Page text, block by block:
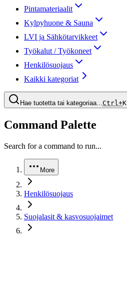
Pintamateriaalit
Kylpyhuone & Sauna
LVI ja Sähkötarvikkeet
Työkalut / Työkoneet
Henkilösuojaus
Kaikki kategoriat
Hae tuotetta tai kategoriaa...Ctrl+K
Command Palette
Search for a command to run...
More
Henkilösuojaus
Suojalasit & kasvosuojaimet